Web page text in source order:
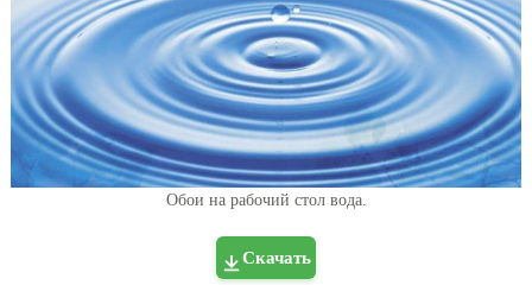
Обои на рабочий стол вода.
Скачать